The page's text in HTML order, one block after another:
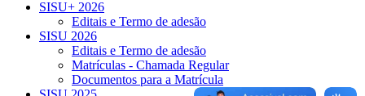
SISU+ 2026
Editais e Termo de adesão
SISU 2026
Editais e Termo de adesão
Matrículas - Chamada Regular
Documentos para a Matrícula